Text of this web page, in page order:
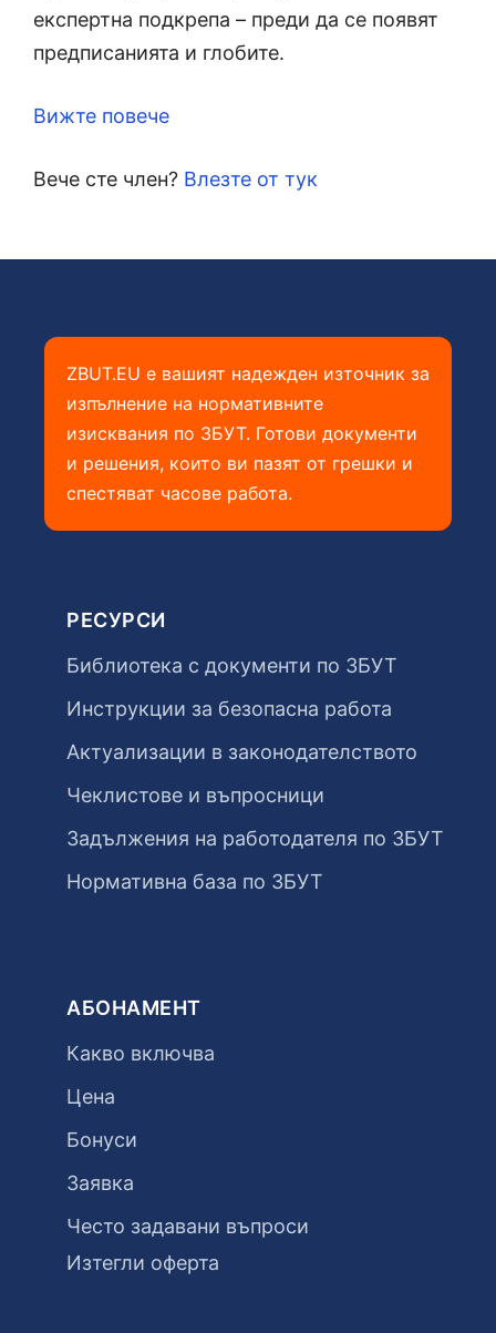
експертна подкрепа – преди да се появят
предписанията и глобите.
Вижте повече
Вече сте член? Влезте от тук
ZBUT.EU е вашият надежден източник за
изпълнение на нормативните
изисквания по ЗБУТ. Готови документи
и решения, които ви пазят от грешки и
спестяват часове работа.
РЕСУРСИ
Библиотека с документи по ЗБУТ
Инструкции за безопасна работа
Актуализации в законодателството
Чеклистове и въпросници
Задължения на работодателя по ЗБУТ
Нормативна база по ЗБУТ
АБОНАМЕНТ
Какво включва
Цена
Бонуси
Заявка
Често задавани въпроси
Изтегли оферта